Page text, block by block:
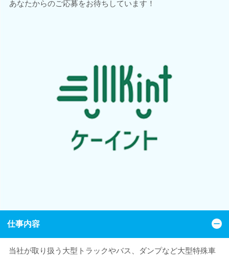
あなたからのご応募をお待ちしています！
仕事内容
当社が取り扱う大型トラックやバス、ダンプなど大型特殊車